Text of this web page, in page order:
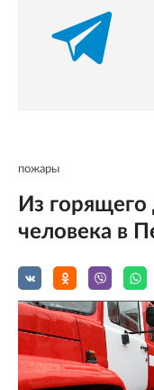
пожары
Из
человека в